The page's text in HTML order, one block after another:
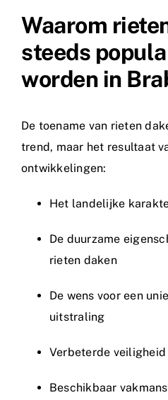
Waarom
steeds
worden in
De toename van rieten
trend, maar het resultaat
ontwikkelingen:
Het landelijke
De duurzame
rieten daken
De wens voor een
uitstraling
Verbeterde
Beschikbaar